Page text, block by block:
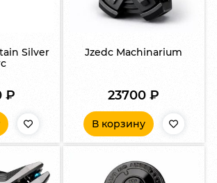
Silver
₽
Jzedc Machinarium
23700₽
В корзину